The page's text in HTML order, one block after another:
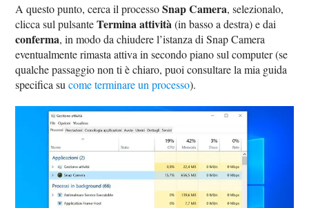
A questo punto, cerca il processoSnap Camera, selezionalo,
clicca sul pulsanteTermina attività(in basso a destra) e dai
conferma, in modo da chiudere l’istanza di Snap Camera
eventualmente rimasta attiva in secondo piano sul computer (se
qualche passaggio non ti è chiaro, puoi consultare la mia guida
specifica sucome terminare un processo).